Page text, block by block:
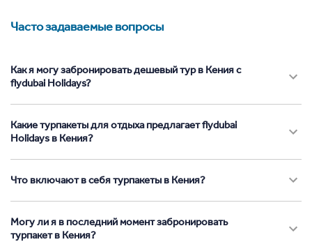
Часто задаваемые вопросы
Как я могу забронировать дешевый тур в Кения с
flydubai Holidays?
Какие турпакеты для отдыха предлагает flydubai
Holidays в Кения?
Что включают в себя турпакеты в Кения?
Могу ли я в последний момент забронировать
турпакет в Кения?